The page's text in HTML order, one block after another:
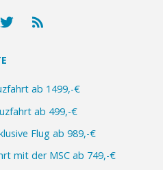
ab 1499,-€
ab 499,-€
Flug ab 989,-€
mit der MSC ab 749,-€